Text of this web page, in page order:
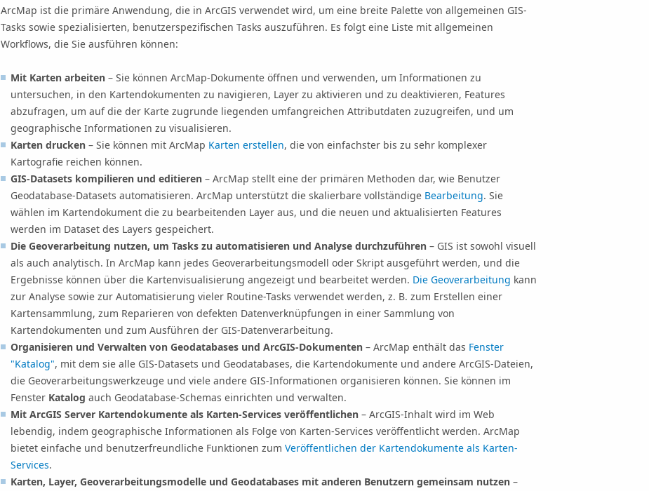
ArcMap ist die primäre Anwendung, die in ArcGIS verwendet wird, um eine breite Palette von allgemeinen GIS-
Tasks sowie spezialisierten, benutzerspezifischen Tasks auszuführen. Es folgt eine Liste mit allgemeinen
Workflows, die Sie ausführen können:
Mit Karten arbeiten – Sie können ArcMap-Dokumente öffnen und verwenden, um Informationen zu
untersuchen, in den Kartendokumenten zu navigieren, Layer zu aktivieren und zu deaktivieren, Features
abzufragen, um auf die der Karte zugrunde liegenden umfangreichen Attributdaten zuzugreifen, und um
geographische Informationen zu visualisieren.
Karten drucken – Sie können mit ArcMap Karten erstellen, die von einfachster bis zu sehr komplexer
Kartografie reichen können.
GIS-Datasets kompilieren und editieren – ArcMap stellt eine der primären Methoden dar, wie Benutzer
Geodatabase-Datasets automatisieren. ArcMap unterstützt die skalierbare vollständige Bearbeitung. Sie
wählen im Kartendokument die zu bearbeitenden Layer aus, und die neuen und aktualisierten Features
werden im Dataset des Layers gespeichert.
Die Geoverarbeitung nutzen, um Tasks zu automatisieren und Analyse durchzuführen – GIS ist sowohl visuell
als auch analytisch. In ArcMap kann jedes Geoverarbeitungsmodell oder Skript ausgeführt werden, und die
Ergebnisse können über die Kartenvisualisierung angezeigt und bearbeitet werden. Die Geoverarbeitung kann
zur Analyse sowie zur Automatisierung vieler Routine-Tasks verwendet werden, z. B. zum Erstellen einer
Kartensammlung, zum Reparieren von defekten Datenverknüpfungen in einer Sammlung von
Kartendokumenten und zum Ausführen der GIS-Datenverarbeitung.
Organisieren und Verwalten von Geodatabases und ArcGIS-Dokumenten – ArcMap enthält das Fenster
"Katalog", mit dem sie alle GIS-Datasets und Geodatabases, die Kartendokumente und andere ArcGIS-Dateien,
die Geoverarbeitungswerkzeuge und viele andere GIS-Informationen organisieren können. Sie können im
Fenster Katalog auch Geodatabase-Schemas einrichten und verwalten.
Mit ArcGIS Server Kartendokumente als Karten-Services veröffentlichen – ArcGIS-Inhalt wird im Web
lebendig, indem geographische Informationen als Folge von Karten-Services veröffentlicht werden. ArcMap
bietet einfache und benutzerfreundliche Funktionen zum Veröffentlichen der Kartendokumente als Karten-
Services.
Karten, Layer, Geoverarbeitungsmodelle und Geodatabases mit anderen Benutzern gemeinsam nutzen –